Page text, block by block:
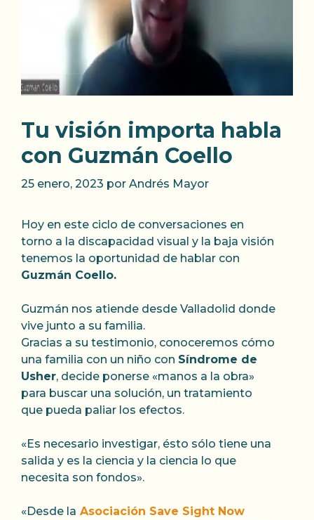
Tu visión importa habla
con Guzmán Coello
25 enero, 2023 por Andrés Mayor
Hoy en este ciclo de conversaciones en
torno a la discapacidad visual y la baja visión
tenemos la oportunidad de hablar con
Guzmán Coello.
Guzmán nos atiende desde Valladolid donde
vive junto a su familia.
Gracias a su testimonio, conoceremos cómo
una familia con un niño con Síndrome de
Usher, decide ponerse «manos a la obra»
para buscar una solución, un tratamiento
que pueda paliar los efectos.
«Es necesario investigar, ésto sólo tiene una
salida y es la ciencia y la ciencia lo que
necesita son fondos».
«Desde la Asociación Save Sight Now